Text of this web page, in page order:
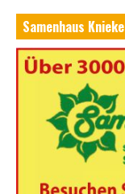
Samenhaus Knieke